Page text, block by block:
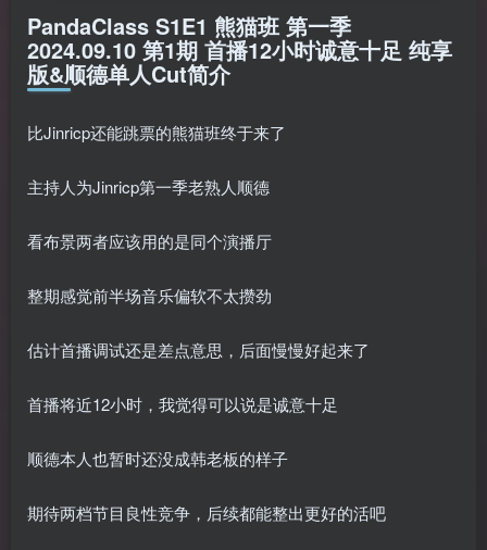
PandaClass S1E1 熊猫班 第一季
2024.09.10 第1期 首播12小时诚意十足 纯享
版&顺德单人Cut简介
比Jinricp还能跳票的熊猫班终于来了
主持人为Jinricp第一季老熟人顺德
看布景两者应该用的是同个演播厅
整期感觉前半场音乐偏软不太攒劲
估计首播调试还是差点意思，后面慢慢好起来了
首播将近12小时，我觉得可以说是诚意十足
顺德本人也暂时还没成韩老板的样子
期待两档节目良性竞争，后续都能整出更好的活吧